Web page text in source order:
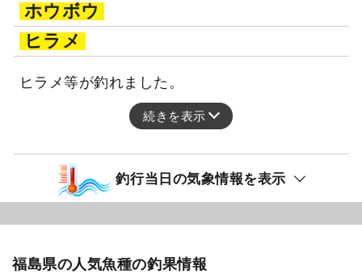
ホウボウ
ヒラメ
ヒラメ等が釣れました。
続きを表示
釣行当日の気象情報を表示
福島県の人気魚種の釣果情報